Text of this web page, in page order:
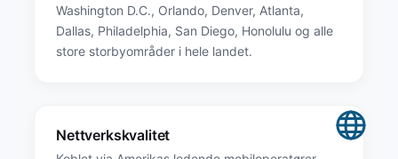
Washington D.C., Orlando, Denver, Atlanta,
Dallas, Philadelphia, San Diego, Honolulu og alle
store storbyområder i hele landet.
Nettverkskvalitet